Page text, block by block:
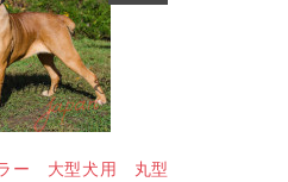
ー 大型犬用 丸型